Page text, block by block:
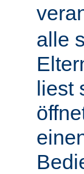
alle
liest